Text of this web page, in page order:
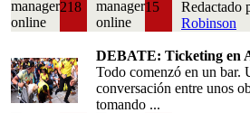
218 15
Redactado
Robinson
DEBATE: Ticketing en
Todo comenzó en un bar.
conversación entre unos
tomando ...